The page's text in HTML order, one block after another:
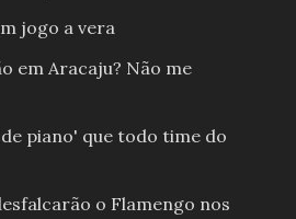
jogo a vera
em Aracaju? Não me
piano' que todo time do
o Flamengo nos